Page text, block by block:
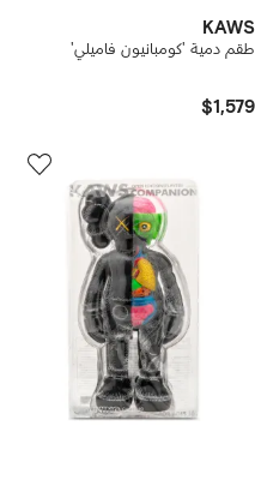
KAWS
طقم دمية 'كومبانيون فاميلي'
$1,579